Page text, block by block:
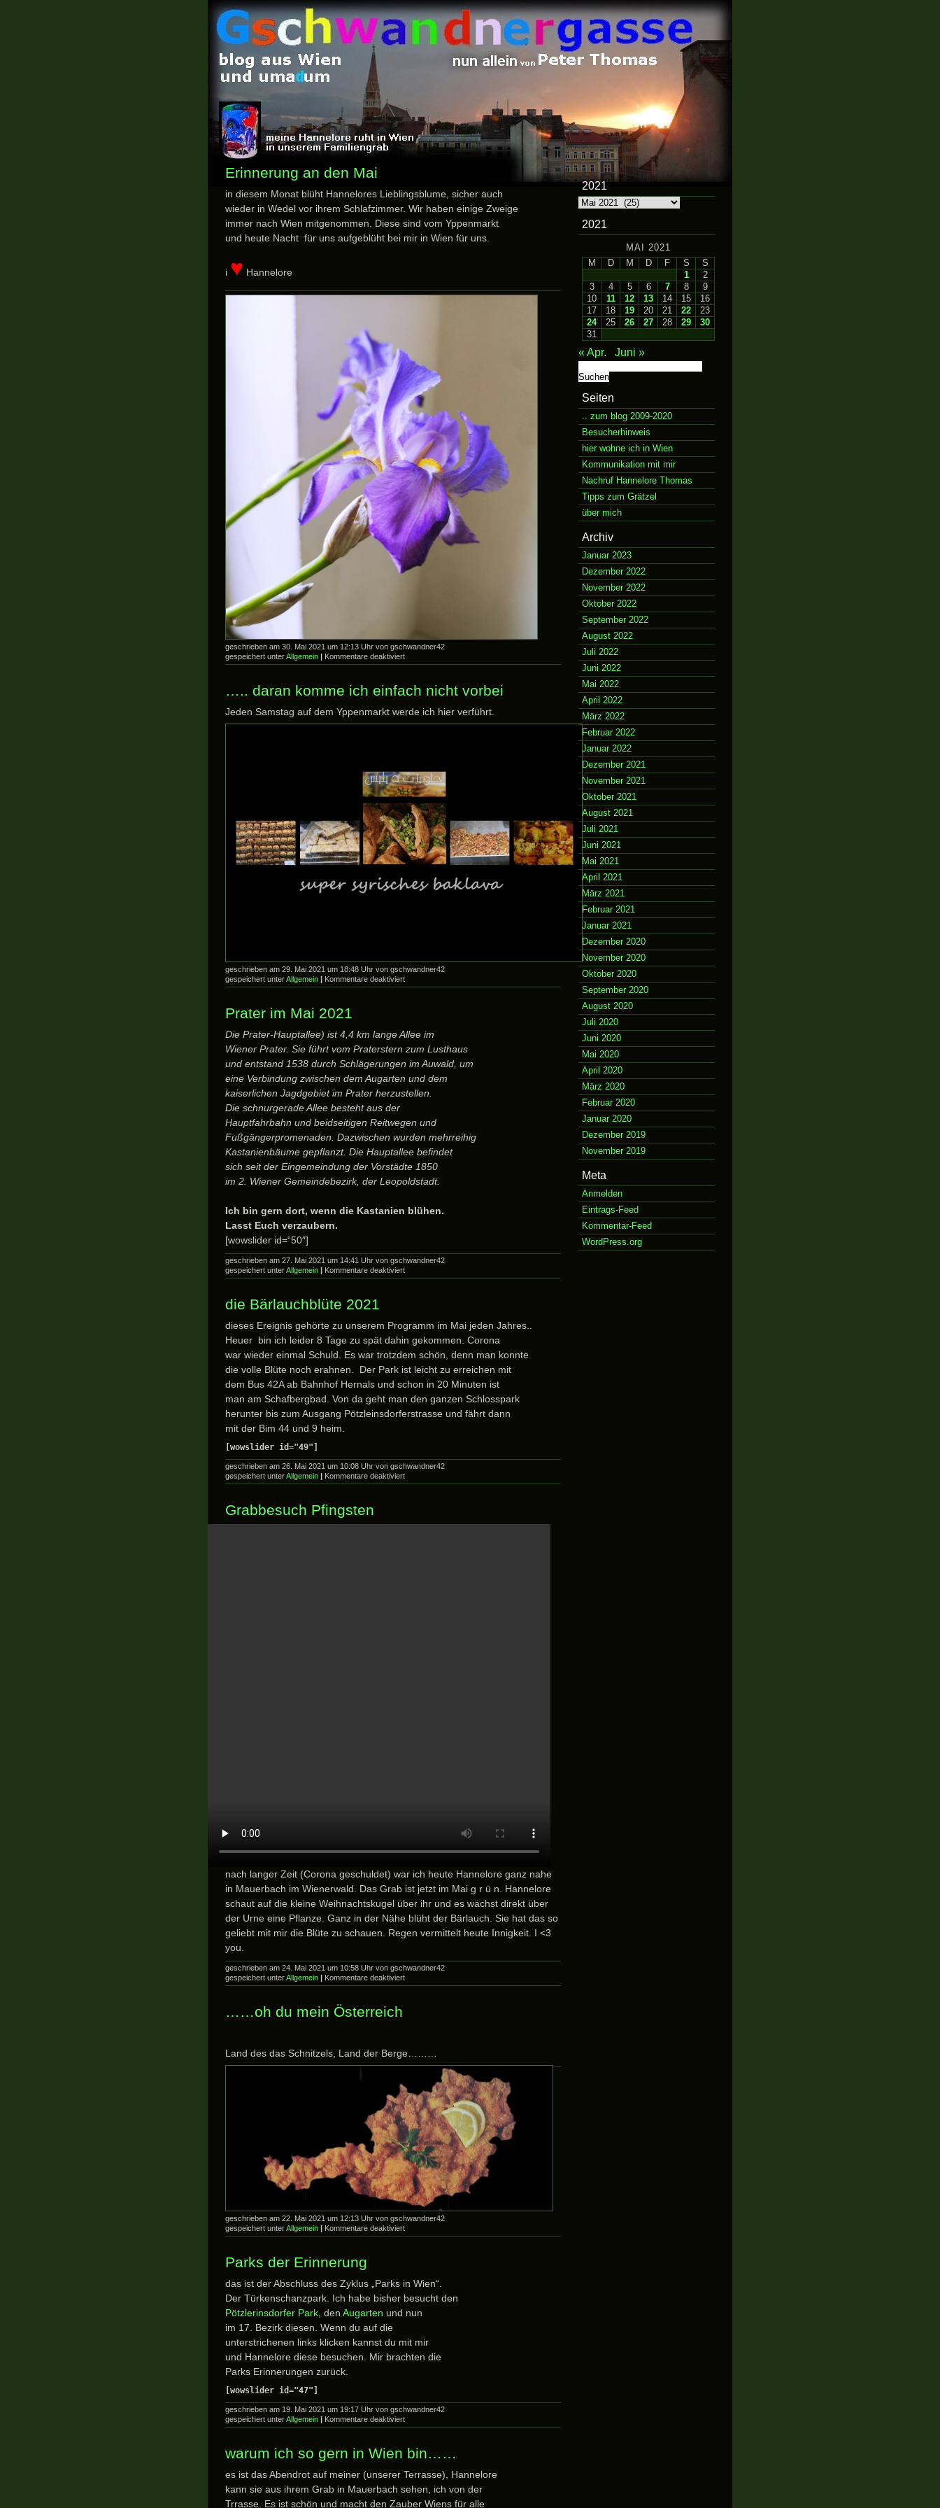
Erinnerung an den Mai
in diesem Monat blüht Hannelores Lieblingsblume, sicher auch
wieder in Wedel vor ihrem Schlafzimmer. Wir haben einige Zweige
immer nach Wien mitgenommen. Diese sind vom Yppenmarkt
und heute Nacht für uns aufgeblüht bei mir in Wien für uns.
i ♥ Hannelore
geschrieben am 30. Mai 2021 um 12:13 Uhr von gschwandner42
gespeichert unterAllgemein | Kommentare deaktiviertfür
Erinnerung
den
Mai
….. daran komme ich einfach nicht vorbei
Jeden Samstag auf dem Yppenmarkt werde ich hier verführt.
geschrieben am 29. Mai 2021 um 18:48 Uhr von gschwandner42
gespeichert unterAllgemein | Kommentare deaktiviertfür
…..
nicht
vorbei
Prater im Mai 2021
Die Prater-Hauptallee) ist 4,4 km lange Allee im
Wiener Prater. Sie führt vom Praterstern zum Lusthaus
und entstand 1538 durch Schlägerungen im Auwald, um
eine Verbindung zwischen dem Augarten und dem
kaiserlichen Jagdgebiet im Prater herzustellen.
Die schnurgerade Allee besteht aus der
Hauptfahrbahn und beidseitigen Reitwegen und
Fußgängerpromenaden. Dazwischen wurden mehrreihig
Kastanienbäume gepflanzt. Die Hauptallee befindet
sich seit der Eingemeindung der Vorstädte 1850
im 2. Wiener Gemeindebezirk, der Leopoldstadt.
Ich bin gern dort, wenn die Kastanien blühen.
Lasst Euch verzaubern.
[wowslider id=“50″]
geschrieben am 27. Mai 2021 um 14:41 Uhr von gschwandner42
gespeichert unterAllgemein | Kommentare deaktiviertfür
Prater
die Bärlauchblüte 2021
dieses Ereignis gehörte zu unserem Programm im Mai jeden Jahres..
Heuer bin ich leider 8 Tage zu spät dahin gekommen. Corona
war wieder einmal Schuld. Es war trotzdem schön, denn man konnte
die volle Blüte noch erahnen. Der Park ist leicht zu erreichen mit
dem Bus 42A ab Bahnhof Hernals und schon in 20 Minuten ist
man am Schafbergbad. Von da geht man den ganzen Schlosspark
herunter bis zum Ausgang Pötzleinsdorferstrasse und fährt dann
mit der Bim 44 und 9 heim.
[wowslider id="49"]
geschrieben am 26. Mai 2021 um 10:08 Uhr von gschwandner42
gespeichert unterAllgemein | Kommentare deaktiviertfür
die
Grabbesuch Pfingsten
nach langer Zeit (Corona geschuldet) war ich heute Hannelore ganz nahe
in Mauerbach im Wienerwald. Das Grab ist jetzt im Mai g r ü n. Hannelore
schaut auf die kleine Weihnachtskugel über ihr und es wächst direkt über
der Urne eine Pflanze. Ganz in der Nähe blüht der Bärlauch. Sie hat das so
geliebt mit mir die Blüte zu schauen. Regen vermittelt heute Innigkeit. I <3
you.
geschrieben am 24. Mai 2021 um 10:58 Uhr von gschwandner42
gespeichert unterAllgemein | Kommentare deaktiviertfür
Grabbesuch
……oh du mein Österreich
Land des das Schnitzels, Land der Berge………
geschrieben am 22. Mai 2021 um 12:13 Uhr von gschwandner42
gespeichert unterAllgemein | Kommentare deaktiviertfür
……
Parks der Erinnerung
das ist der Abschluss des Zyklus „Parks in Wien“.
Der Türkenschanzpark. Ich habe bisher besucht den
Pötzlerinsdorfer Park , den Augarten und nun
im 17. Bezirk diesen. Wenn du auf die
unterstrichenen links klicken kannst du mit mir
und Hannelore diese besuchen. Mir brachten die
Parks Erinnerungen zurück.
[wowslider id="47"]
geschrieben am 19. Mai 2021 um 19:17 Uhr von gschwandner42
gespeichert unterAllgemein | Kommentare deaktiviertfür
Parks
Erinnerung
warum ich so gern in Wien bin……
es ist das Abendrot auf meiner (unserer Terrasse), Hannelore
kann sie aus ihrem Grab in Mauerbach sehen, ich von der
Trrasse. Es ist schön und macht den Zauber Wiens für alle
2021
2021
2021
MAI 2021
M
D M D F S
S
1
2
3
4 5 6 7 8
9
10
11 12 13 14 15
16
17
18 19 20 21 22
23
24
25 26 27 28 29
30
31
« Apr.
Juni »
nach:
Seiten
.. zum blog 2009-2020
Besucherhinweis
hier wohne ich in Wien
Kommunikation mit mir
Nachruf Hannelore Thomas
Tipps zum Grätzel
über mich
Archiv
Januar 2023
Dezember 2022
November 2022
Oktober 2022
September 2022
August 2022
Juli 2022
Juni 2022
Mai 2022
April 2022
März 2022
Februar 2022
Januar 2022
Dezember 2021
November 2021
Oktober 2021
August 2021
Juli 2021
Juni 2021
Mai 2021
April 2021
März 2021
Februar 2021
Januar 2021
Dezember 2020
November 2020
Oktober 2020
September 2020
August 2020
Juli 2020
Juni 2020
Mai 2020
April 2020
März 2020
Februar 2020
Januar 2020
Dezember 2019
November 2019
Meta
Anmelden
Eintrags-Feed
Kommentar-Feed
WordPress.org